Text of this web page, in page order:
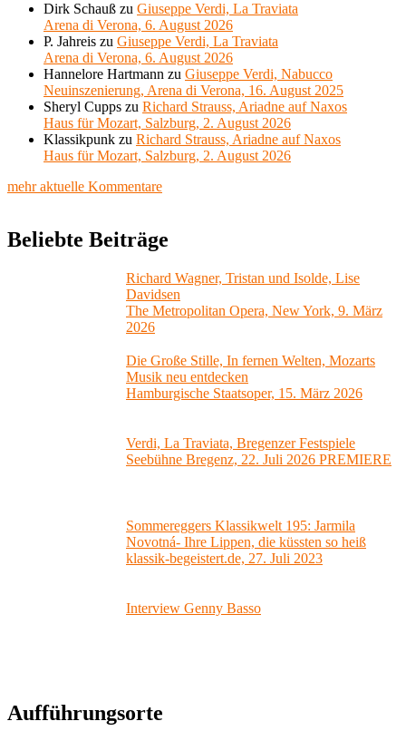
Dirk Schauß zu Giuseppe Verdi, La Traviata
Arena di Verona, 6. August 2026
P. Jahreis zu Giuseppe Verdi, La Traviata
Arena di Verona, 6. August 2026
Hannelore Hartmann zu Giuseppe Verdi, Nabucco
Neuinszenierung, Arena di Verona, 16. August 2025
Sheryl Cupps zu Richard Strauss, Ariadne auf Naxos
Haus für Mozart, Salzburg, 2. August 2026
Klassikpunk zu Richard Strauss, Ariadne auf Naxos
Haus für Mozart, Salzburg, 2. August 2026
mehr aktuelle Kommentare
Beliebte Beiträge
Richard Wagner, Tristan und Isolde, Lise
Davidsen
The Metropolitan Opera, New York, 9. März
2026
Die Große Stille, In fernen Welten, Mozarts
Musik neu entdecken
Hamburgische Staatsoper, 15. März 2026
Verdi, La Traviata, Bregenzer Festspiele
Seebühne Bregenz, 22. Juli 2026 PREMIERE
Sommereggers Klassikwelt 195: Jarmila
Novotná- Ihre Lippen, die küssten so heiß
klassik-begeistert.de, 27. Juli 2023
Interview Genny Basso
Aufführungsorte